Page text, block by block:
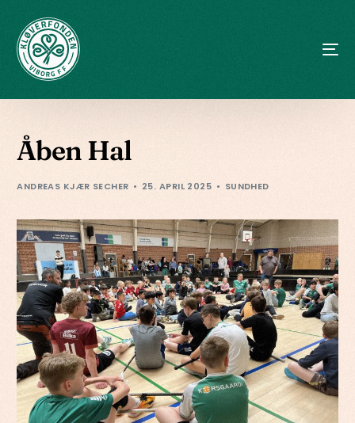
Åben Hal
ANDREAS KJÆR SECHER 25. APRIL 2025 SUNDHED